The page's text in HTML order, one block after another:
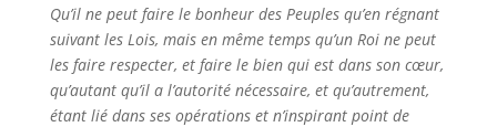
Qu’il ne peut faire le bonheur des Peuples qu’en régnant
suivant les Lois, mais en même temps qu’un Roi ne peut
les faire respecter, et faire le bien qui est dans son cœur,
qu’autant qu’il a l’autorité nécessaire, et qu’autrement,
étant lié dans ses opérations et n’inspirant point de